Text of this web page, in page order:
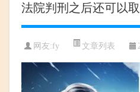
法院判刑之后还可以
网友:fy 文章列表